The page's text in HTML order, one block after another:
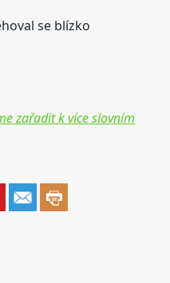
se blízko
zařadit k více slovním